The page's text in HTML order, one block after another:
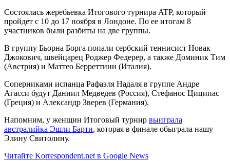
Состоялась жеребьевка Итогового турнира ATP, который
пройдет с 10 до 17 ноября в Лондоне. По ее итогам 8
участников были разбиты на две группы.
В группу Бьорна Борга попали сербский теннисист Новак
Джокович, швейцарец Роджер Федерер, а также Доминик Тим
(Австрия) и Маттео Берреттини (Италия).
Соперниками испанца Рафаэля Надаля в группе Андре
Агасси будут Даниил Медведев (Россия), Стефанос Циципас
(Греция) и Александр Зверев (Германия).
Напомним, у женщин Итоговый турнир выиграла
австралийка Эшли Барти, которая в финале обыграла нашу
Элину Свитолину.
Читайте Korrespondent.net в Google News